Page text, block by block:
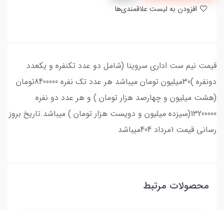
قیمت نیم ست اداری سروینا (شامل دو عدد تکنفره و یکعدد
دونفره )30میلیون تومان میباشد هر عدد تک نفره 8400000تومان
(هشت میلیون و چهارصد هزار تومان ) و هر عدد دو نفره
13200000(سیزده میلیون و دویست هزار تومان ) میباشد.تاریخ بروز
رسانی قیمت 1مرداد 404میباشد
محصولات مرتبط